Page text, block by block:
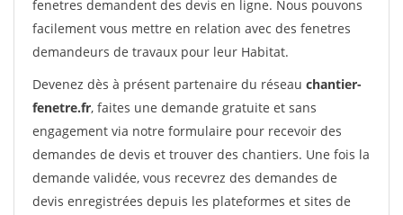
fenetres demandent des devis en ligne. Nous pouvons
facilement vous mettre en relation avec des fenetres
demandeurs de travaux pour leur Habitat.
Devenez dès à présent partenaire du réseau chantier-
fenetre.fr, faites une demande gratuite et sans
engagement via notre formulaire pour recevoir des
demandes de devis et trouver des chantiers. Une fois la
demande validée, vous recevrez des demandes de
devis enregistrées depuis les plateformes et sites de